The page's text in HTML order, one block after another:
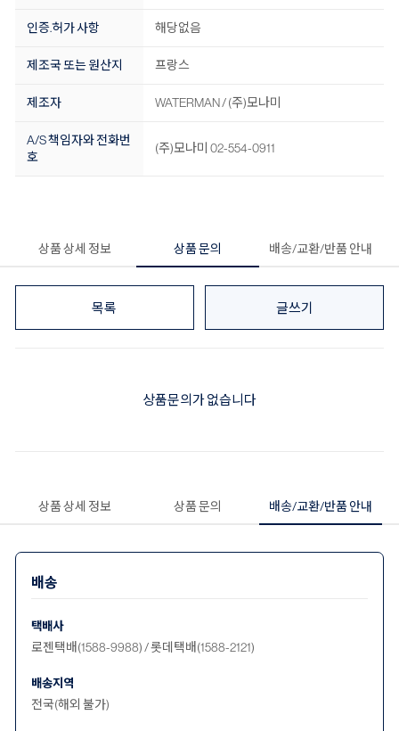
인증.허가 사항 해당없음
제조국 또는 원산지 프랑스
제조자 WATERMAN / (주)모나미
A/S 책임자와 전화번
호
(주)모나미 02-554-0911
상품 상세 정보 상품 문의 배송/교환/반품 안내
목록 글쓰기
상품문의가 없습니다
상품 상세 정보 상품 문의 배송/교환/반품 안내
배송
택배사
로젠택배(1588-9988) / 롯데택배(1588-2121)
배송지역
전국(해외 불가)